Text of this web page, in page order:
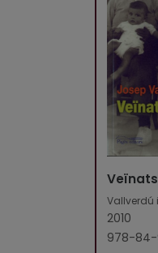
Vallverdú
2010
978-84-